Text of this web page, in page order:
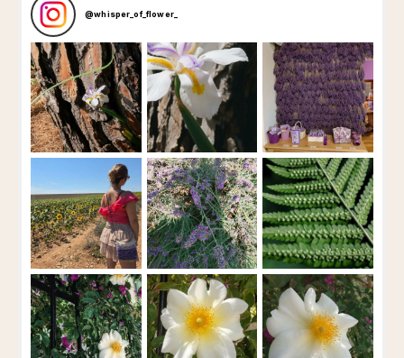
@whisper_of_flower_